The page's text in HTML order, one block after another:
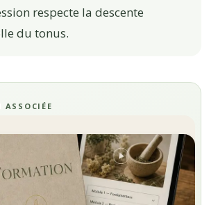
respecte la descente
du tonus.